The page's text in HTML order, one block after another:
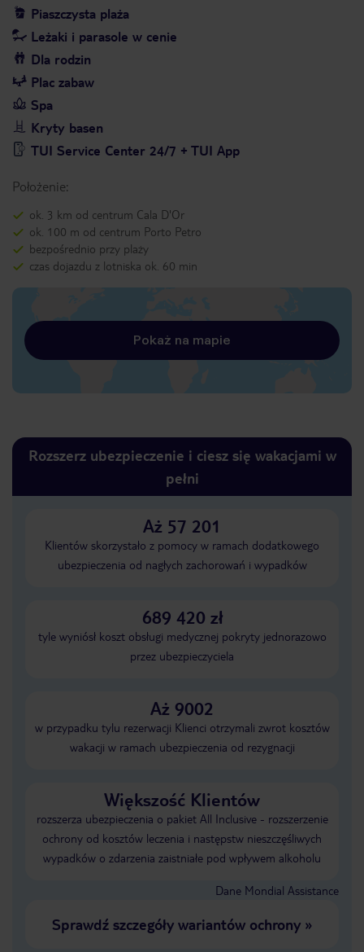
Piaszczysta plaża
Leżaki i parasole w cenie
Dla rodzin
Plac zabaw
Spa
Kryty basen
TUI Service Center 24/7 + TUI App
Położenie:
ok. 3 km od centrum Cala D'Or
ok. 100 m od centrum Porto Petro
bezpośrednio przy plaży
czas dojazdu z lotniska ok. 60 min
Pokaż na mapie
Rozszerz ubezpieczenie i ciesz się wakacjami w
pełni
Aż 57 201
Klientów skorzystało z pomocy w ramach dodatkowego
ubezpieczenia od nagłych zachorowań i wypadków
689 420 zł
tyle wyniósł koszt obsługi medycznej pokryty jednorazowo
przez ubezpieczyciela
Aż 9002
w przypadku tylu rezerwacji Klienci otrzymali zwrot kosztów
wakacji w ramach ubezpieczenia od rezygnacji
Większość Klientów
rozszerza ubezpieczenia o pakiet All Inclusive - rozszerzenie
ochrony od kosztów leczenia i następstw nieszczęśliwych
wypadków o zdarzenia zaistniałe pod wpływem alkoholu
Dane Mondial Assistance
Sprawdź szczegóły wariantów ochrony»